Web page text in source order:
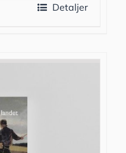
Detaljer